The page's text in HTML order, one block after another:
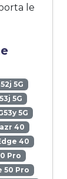
le
5G
5G
5G
40
40
Pro
50 Pro